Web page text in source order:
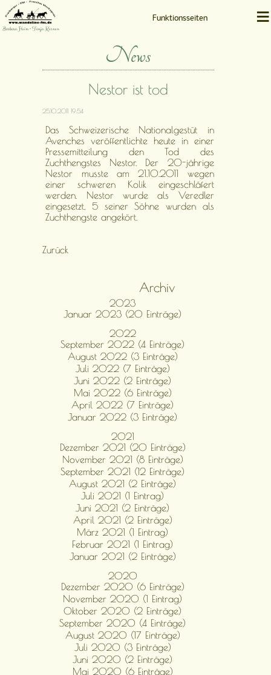
Barbara Heim • Tanja Kernen
Funktionsseiten ≡
News
Nestor ist tod
25.10.2011 19:54
Das Schweizerische Nationalgestüt in
Avenches veröffentlichte heute in einer
Pressemitteilung den Tod des
Zuchthengstes Nestor. Der 20-jährige
Nestor musste am 21.10.2011 wegen
einer schweren Kolik eingeschläfert
werden. Nestor wurde als Veredler
eingesetzt, 5 seiner Söhne wurden als
Zuchthengste angekört.
Zurück
Archiv
2023
Januar 2023 (20 Einträge)
2022
September 2022 (4 Einträge)
August 2022 (3 Einträge)
Juli 2022 (7 Einträge)
Juni 2022 (2 Einträge)
Mai 2022 (6 Einträge)
April 2022 (7 Einträge)
Januar 2022 (3 Einträge)
2021
Dezember 2021 (20 Einträge)
November 2021 (8 Einträge)
September 2021 (12 Einträge)
August 2021 (2 Einträge)
Juli 2021 (1 Eintrag)
Juni 2021 (2 Einträge)
April 2021 (2 Einträge)
März 2021 (1 Eintrag)
Februar 2021 (1 Eintrag)
Januar 2021 (2 Einträge)
2020
Dezember 2020 (6 Einträge)
November 2020 (1 Eintrag)
Oktober 2020 (2 Einträge)
September 2020 (4 Einträge)
August 2020 (17 Einträge)
Juli 2020 (3 Einträge)
Juni 2020 (2 Einträge)
Mai 2020 (6 Einträge)